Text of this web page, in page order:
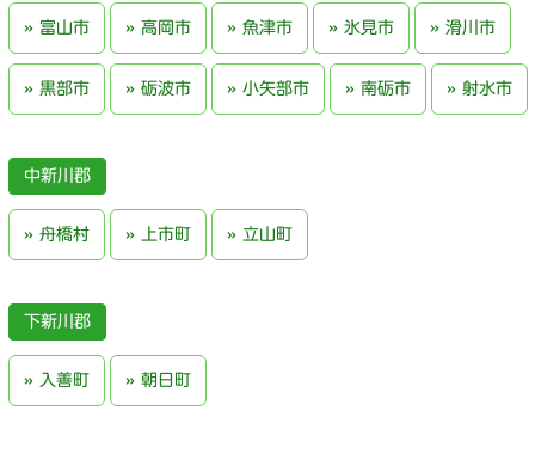
富山市 高岡市 魚津市 氷見市 滑川市
黒部市 砺波市 小矢部市 南砺市 射水市
中新川郡
舟橋村 上市町 立山町
下新川郡
入善町 朝日町